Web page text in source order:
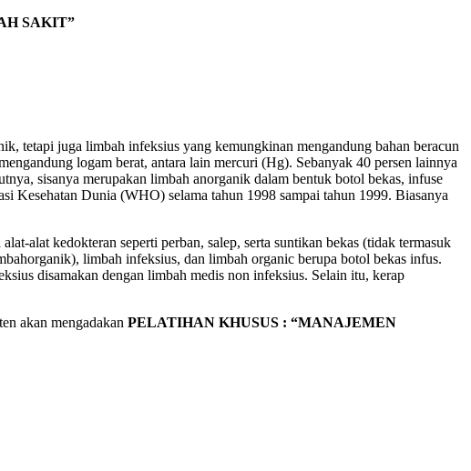
SAKIT”
tetapi juga limbah infeksius yang kemungkinan mengandung bahan beracun
logam berat, antara lain mercuri (Hg). Sebanyak 40 persen lainnya
sisanya merupakan limbah anorganik dalam bentuk botol bekas, infuse
Kesehatan Dunia (WHO) selama tahun 1998 sampai tahun 1999. Biasanya
alat kedokteran seperti perban, salep, serta suntikan bekas (tidak termasuk
limbah infeksius, dan limbah organic berupa botol bekas infus.
disamakan dengan limbah medis non infeksius. Selain itu, kerap
akan mengadakan PELATIHAN KHUSUS : “MANAJEMEN